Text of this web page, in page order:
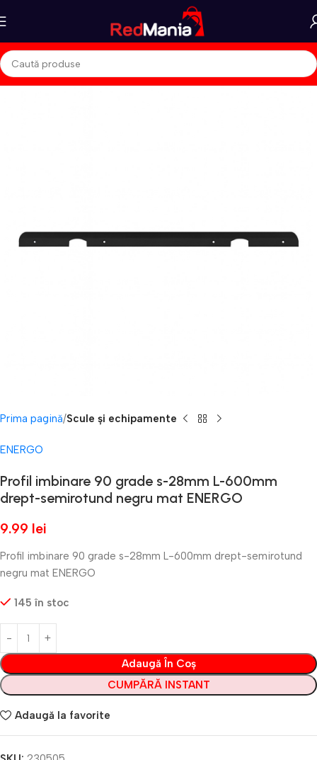
Prima pagină Scule și echipamente
ENERGO
Profil imbinare 90 grade s-28mm L-600mm
drept-semirotund negru mat ENERGO
9.99 lei
Profil imbinare 90 grade s-28mm L-600mm drept-semirotund
negru mat ENERGO
145 în stoc
Adaugă În Coș
CUMPĂRĂ INSTANT
Adaugă la favorite